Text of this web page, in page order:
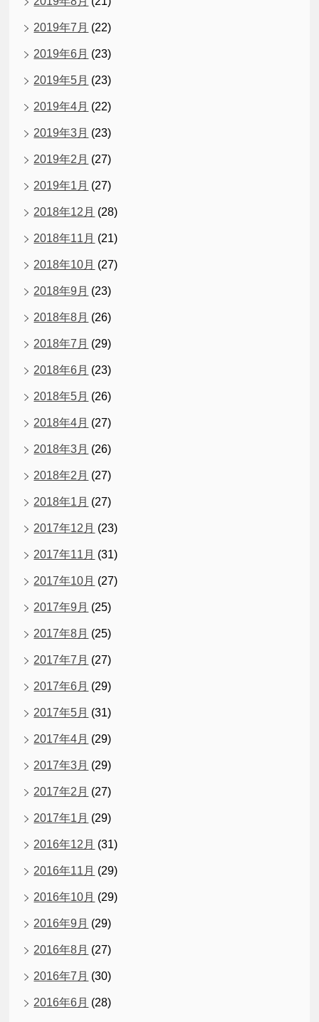
2019年7月 (22)
2019年6月 (23)
2019年5月 (23)
2019年4月 (22)
2019年3月 (23)
2019年2月 (27)
2019年1月 (27)
2018年12月 (28)
2018年11月 (21)
2018年10月 (27)
2018年9月 (23)
2018年8月 (26)
2018年7月 (29)
2018年6月 (23)
2018年5月 (26)
2018年4月 (27)
2018年3月 (26)
2018年2月 (27)
2018年1月 (27)
2017年12月 (23)
2017年11月 (31)
2017年10月 (27)
2017年9月 (25)
2017年8月 (25)
2017年7月 (27)
2017年6月 (29)
2017年5月 (31)
2017年4月 (29)
2017年3月 (29)
2017年2月 (27)
2017年1月 (29)
2016年12月 (31)
2016年11月 (29)
2016年10月 (29)
2016年9月 (29)
2016年8月 (27)
2016年7月 (30)
2016年6月 (28)